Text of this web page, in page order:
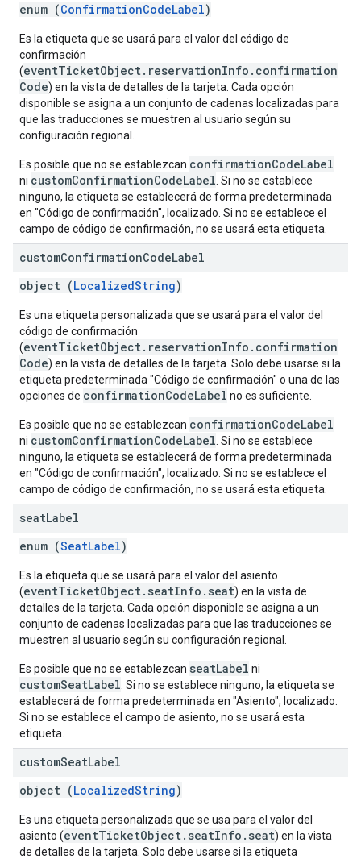
enum (ConfirmationCodeLabel)
Es la etiqueta que se usará para el valor del código de
confirmación
(eventTicketObject.reservationInfo.confirmation
Code) en la vista de detalles de la tarjeta. Cada opción
disponible se asigna a un conjunto de cadenas localizadas para
que las traducciones se muestren al usuario según su
configuración regional.
Es posible que no se establezcan confirmationCodeLabel
ni customConfirmationCodeLabel . Si no se establece
ninguno, la etiqueta se establecerá de forma predeterminada
en "Código de confirmación", localizado. Si no se establece el
campo de código de confirmación, no se usará esta etiqueta.
customConfirmationCodeLabel
object (LocalizedString)
Es una etiqueta personalizada que se usará para el valor del
código de confirmación
(eventTicketObject.reservationInfo.confirmation
Code) en la vista de detalles de la tarjeta. Solo debe usarse si la
etiqueta predeterminada "Código de confirmación" o una de las
opciones de confirmationCodeLabel no es suficiente.
Es posible que no se establezcan confirmationCodeLabel
ni customConfirmationCodeLabel . Si no se establece
ninguno, la etiqueta se establecerá de forma predeterminada
en "Código de confirmación", localizado. Si no se establece el
campo de código de confirmación, no se usará esta etiqueta.
seatLabel
enum (SeatLabel)
Es la etiqueta que se usará para el valor del asiento
(eventTicketObject.seatInfo.seat) en la vista de
detalles de la tarjeta. Cada opción disponible se asigna a un
conjunto de cadenas localizadas para que las traducciones se
muestren al usuario según su configuración regional.
Es posible que no se establezcan seatLabel ni
customSeatLabel . Si no se establece ninguno, la etiqueta se
establecerá de forma predeterminada en "Asiento", localizado.
Si no se establece el campo de asiento, no se usará esta
etiqueta.
customSeatLabel
object (LocalizedString)
Es una etiqueta personalizada que se usa para el valor del
asiento (eventTicketObject.seatInfo.seat) en la vista
de detalles de la tarjeta. Solo debe usarse si la etiqueta